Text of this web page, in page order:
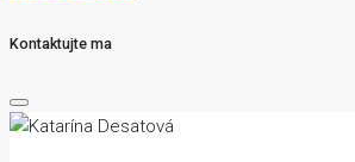
Kontaktujte ma